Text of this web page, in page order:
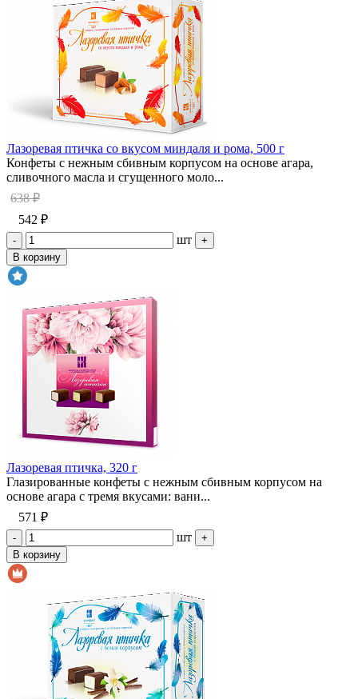
Лазоревая птичка со вкусом миндаля и рома, 500 г
Конфеты с нежным сбивным корпусом на основе агара,
сливочного масла и сгущенного моло...
638 ₽
542 ₽
- шт
+
В корзину
Лазоревая птичка, 320 г
Глазированные конфеты с нежным сбивным корпусом на
основе агара с тремя вкусами: вани...
571 ₽
- шт
+
В корзину